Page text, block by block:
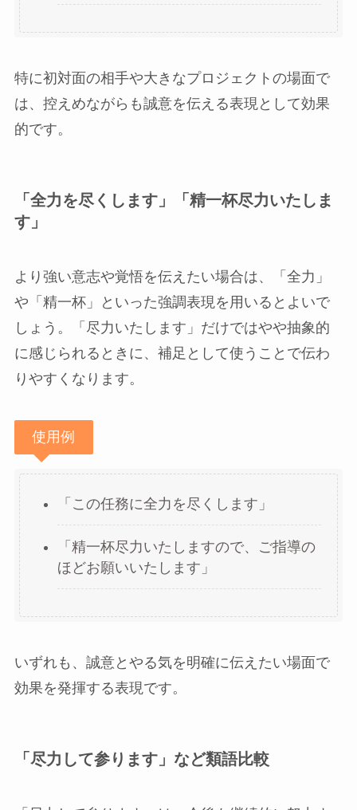
特に初対面の相手や大きなプロジェクトの場面で
は、控えめながらも誠意を伝える表現として効果
的です。
「全力を尽くします」「精一杯尽力いたしま
す」
より強い意志や覚悟を伝えたい場合は、「全力」
や「精一杯」といった強調表現を用いるとよいで
しょう。「尽力いたします」だけではやや抽象的
に感じられるときに、補足として使うことで伝わ
りやすくなります。
使用例
「この任務に全力を尽くします」
「精一杯尽力いたしますので、ご指導の
ほどお願いいたします」
いずれも、誠意とやる気を明確に伝えたい場面で
効果を発揮する表現です。
「尽力して参ります」など類語比較